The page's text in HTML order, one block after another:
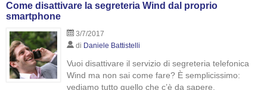
Come disattivare la segreteria Wind dal proprio
smartphone
3/7/2017
di Daniele Battistelli
Vuoi disattivare il servizio di segreteria telefonica
Wind ma non sai come fare? È semplicissimo:
vediamo tutto quello che c’è da sapere.